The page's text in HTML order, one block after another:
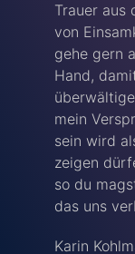
Trauer aus
von
gehe gern
Hand,
mein
sein wird
zeigen
so du
das uns
Karin